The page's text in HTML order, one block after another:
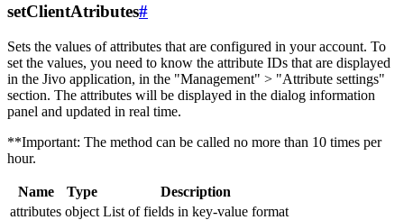
setClientAtributes#
Sets the values ​​of attributes that are configured in your account. To
set the values, you need to know the attribute IDs that are displayed
in the Jivo application, in the "Management" > "Attribute settings"
section. The attributes will be displayed in the dialog information
panel and updated in real time.
**Important: The method can be called no more than 10 times per
hour.
Name Type
Description
attributes object List of fields in key-value format